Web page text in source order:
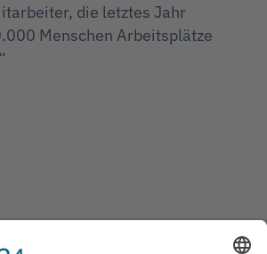
die letztes Jahr
Menschen Arbeitsplätze